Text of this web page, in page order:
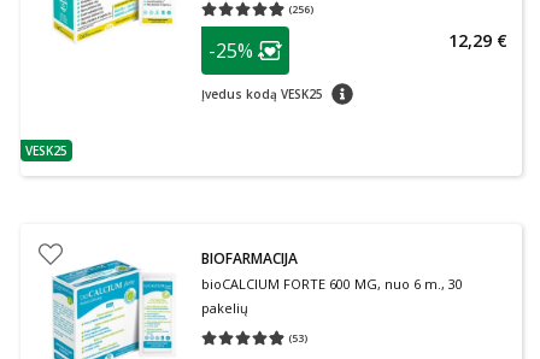
patarimas
VESK25
(256)
Vidutinis įvertinimas 4.90
patarimas
Lojalumo klubo narių nuolaida
-25%
Įvedus kodą VESK25 patarimas
12,29 €
BIOFARMACIJA
bioCALCIUM FORTE 600 MG, nuo 6 m., 30
pakelių
(53)
Vidutinis įvertinimas 4.87